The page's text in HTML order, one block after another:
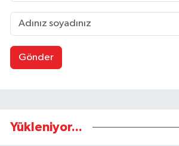
Gönder
Yükleniyor...